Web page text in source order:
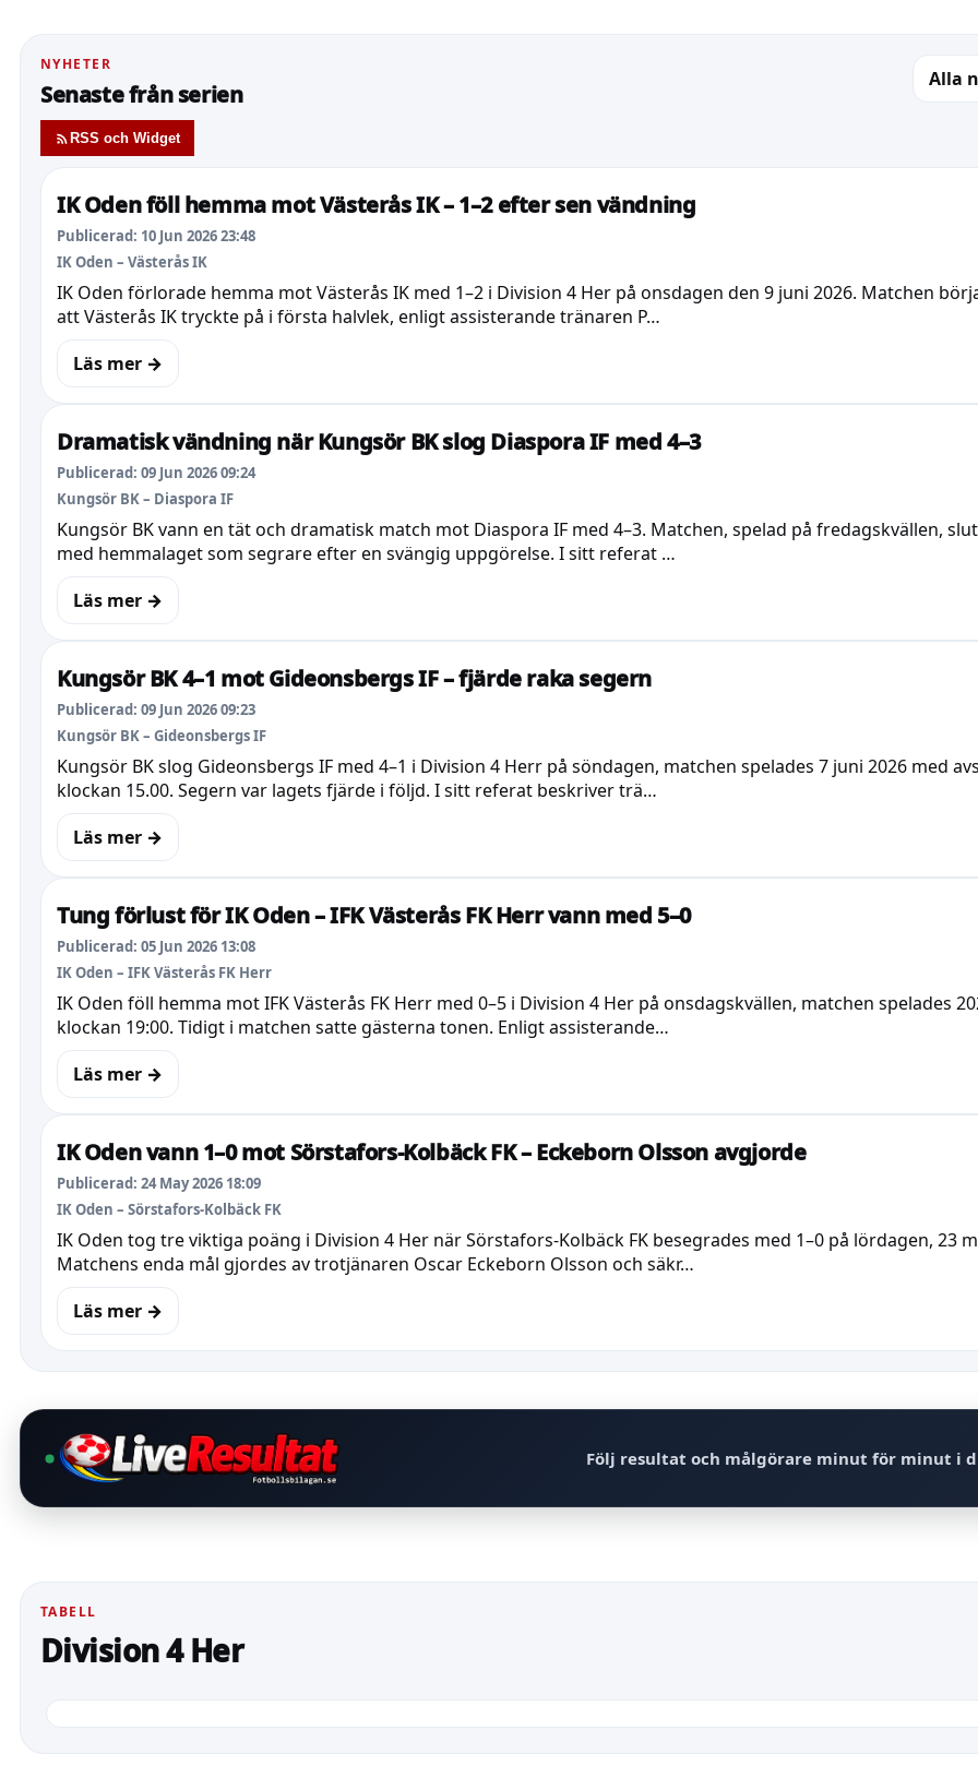
NYHETER
Senaste från serien
RSS och Widget
Alla
IK Oden föll hemma mot Västerås IK – 1–2 efter sen vändning
Publicerad: 10 Jun 2026 23:48
IK Oden – Västerås IK
IK Oden förlorade hemma mot Västerås IK med 1–2 i Division 4 Her på onsdagen den 9 juni 2026. Matchen
att Västerås IK tryckte på i första halvlek, enligt assisterande tränaren P…
Läs mer →
Dramatisk vändning när Kungsör BK slog Diaspora IF med 4–3
Publicerad: 09 Jun 2026 09:24
Kungsör BK – Diaspora IF
Kungsör BK vann en tät och dramatisk match mot Diaspora IF med 4–3. Matchen, spelad på fredagskvällen,
med hemmalaget som segrare efter en svängig uppgörelse. I sitt referat …
Läs mer →
Kungsör BK 4–1 mot Gideonsbergs IF – fjärde raka segern
Publicerad: 09 Jun 2026 09:23
Kungsör BK – Gideonsbergs IF
Kungsör BK slog Gideonsbergs IF med 4–1 i Division 4 Herr på söndagen, matchen spelades 7 juni 2026 med
klockan 15.00. Segern var lagets fjärde i följd. I sitt referat beskriver trä…
Läs mer →
Tung förlust för IK Oden – IFK Västerås FK Herr vann med 5–0
Publicerad: 05 Jun 2026 13:08
IK Oden – IFK Västerås FK Herr
IK Oden föll hemma mot IFK Västerås FK Herr med 0–5 i Division 4 Her på onsdagskvällen, matchen spelades
klockan 19:00. Tidigt i matchen satte gästerna tonen. Enligt assisterande…
Läs mer →
IK Oden vann 1–0 mot Sörstafors-Kolbäck FK – Eckeborn Olsson avgjorde
Publicerad: 24 May 2026 18:09
IK Oden – Sörstafors-Kolbäck FK
IK Oden tog tre viktiga poäng i Division 4 Her när Sörstafors-Kolbäck FK besegrades med 1–0 på lördagen, 23
Matchens enda mål gjordes av trotjänaren Oscar Eckeborn Olsson och säkr…
Läs mer →
Följ resultat och målgörare minut för minut i
TABELL
Division 4 Her